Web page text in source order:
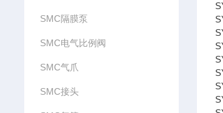
SMC隔膜泵
SMC电气比例阀
SMC气爪
SMC接头